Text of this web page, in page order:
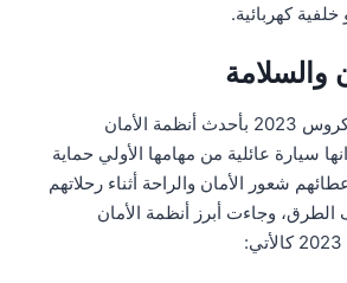
خلفية كهربائية.
والسلامة
جاءت تويوتا يارس كروس 2023 بأحدث أنظمة الأمان
سيارة عائلية من مهامها الأولي حماية
شعور الأمان والراحة أثناء رحلاتهم
وجاءت أبرز أنظمة الأمان